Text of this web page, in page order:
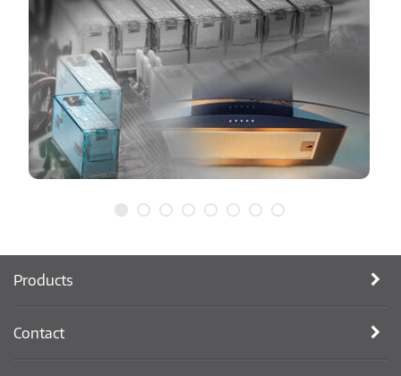
Products
Contact